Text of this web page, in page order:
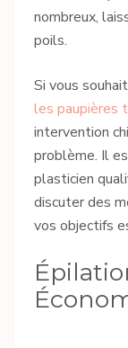
nombreux,
poils.
Si vous
les paupières
intervention
problème. Il
plasticien
discuter des
vos objectifs